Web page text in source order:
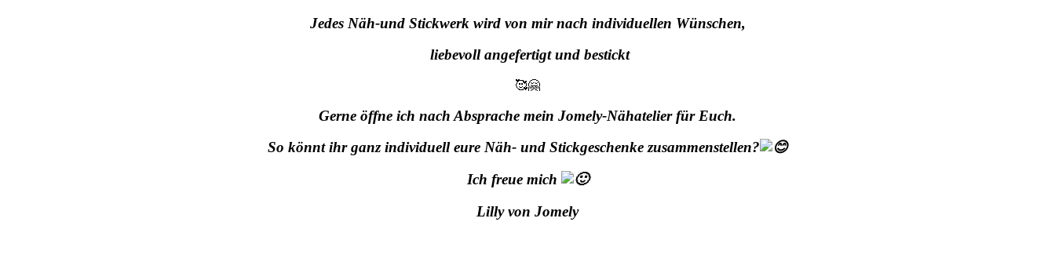
Jedes Näh-und Stickwerk wird von mir nach individuellen Wünschen,
liebevoll angefertigt und bestickt
🥰🤗
Gerne öffne ich nach Absprache mein Jomely-Nähatelier für Euch.
So könnt ihr ganz individuell eure Näh- und Stickgeschenke zusammenstellen?
Ich freue mich
Lilly von Jomely